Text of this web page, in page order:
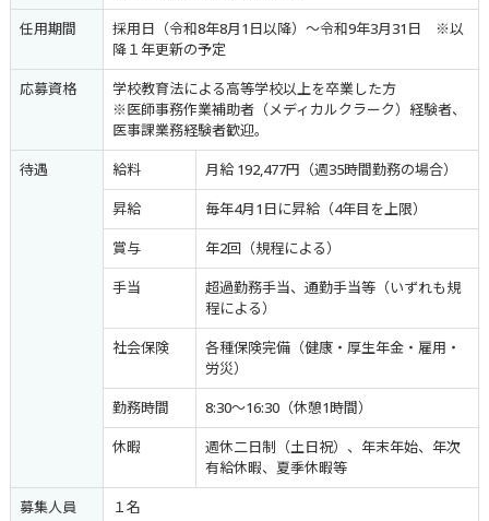
任用期間
採用日（令和8年8月1日以降）～令和9年3月31日 ※以
降１年更新の予定
応募資格
学校教育法による高等学校以上を卒業した方
※医師事務作業補助者（メディカルクラーク）経験者、
医事課業務経験者歓迎。
待遇
給料
月給 192,477円（週35時間勤務の場合）
昇給
毎年4月1日に昇給（4年目を上限）
賞与
年2回（規程による）
手当
超過勤務手当、通勤手当等（いずれも規
程による）
社会保険
各種保険完備（健康・厚生年金・雇用・
労災）
勤務時間
8:30～16:30（休憩1時間）
休暇
週休二日制（土日祝）、年末年始、年次
有給休暇、夏季休暇等
募集人員
１名